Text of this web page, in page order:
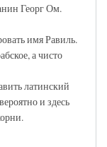
Георг Ом.
имя Равиль.
а чисто
латинский
и здесь